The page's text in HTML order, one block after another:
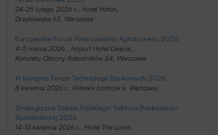
24-25 lutego 2026 r., Hotel Hilton,
Grzybowska 63, Warszawa
Europejskie Forum Finansowania Agrobiznesu 2026
4-5 marca 2026 , Airport Hotel Okęcie,
Komitetu Obrony Robotników 24, Warszawa
XI Kongres Forum Technologii Bankowych 2026
8 kwietnia 2026 r., Folwark Łochów k. Warszawy
Strategiczna Szkoła Polskiego Sektora Bankowości
Spółdzielczej 2026
14-15 kwietnia 2026 r., Hotel The Loom,